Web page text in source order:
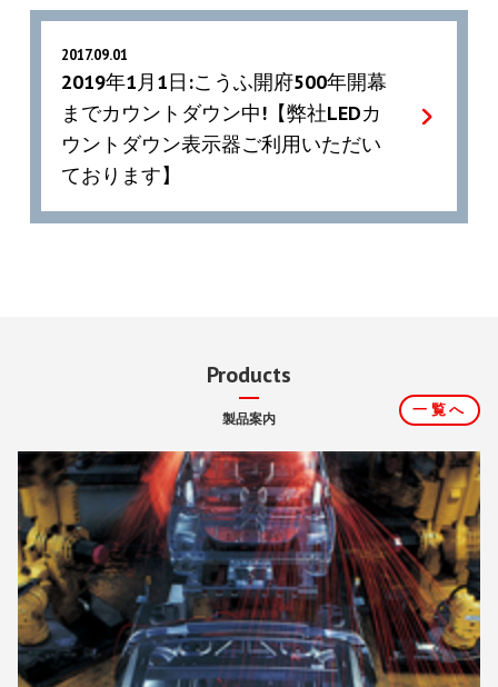
2017.09.01
2019年1月1日:こうふ開府500年開幕
までカウントダウン中!【弊社LEDカ
ウントダウン表示器ご利用いただい
ております】
Products
製品案内 一覧へ